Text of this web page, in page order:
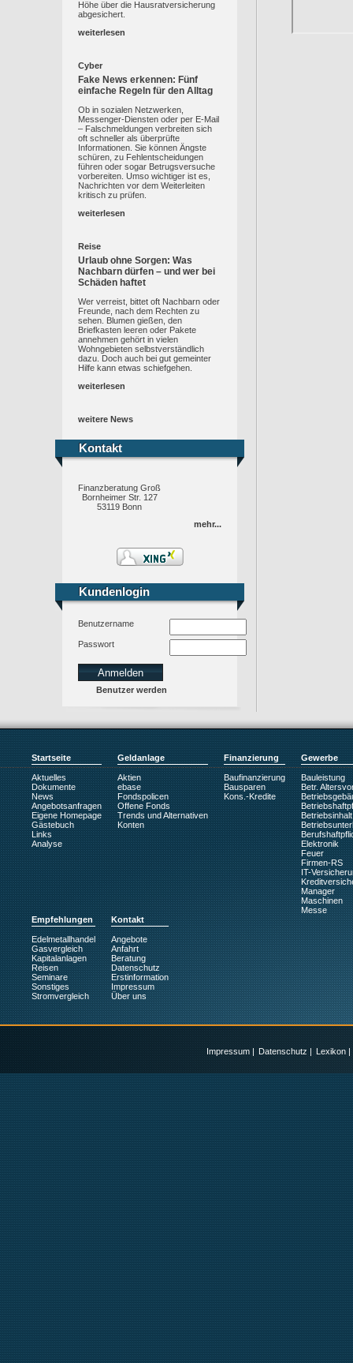
Höhe über die Hausratversicherung
abgesichert.
weiterlesen
Cyber
Fake News erkennen: Fünf
einfache Regeln für den Alltag
Ob in sozialen Netzwerken,
Messenger-Diensten oder per E-Mail
– Falschmeldungen verbreiten sich
oft schneller als überprüfte
Informationen. Sie können Ängste
schüren, zu Fehlentscheidungen
führen oder sogar Betrugsversuche
vorbereiten. Umso wichtiger ist es,
Nachrichten vor dem Weiterleiten
kritisch zu prüfen.
weiterlesen
Reise
Urlaub ohne Sorgen: Was
Nachbarn dürfen – und wer bei
Schäden haftet
Wer verreist, bittet oft Nachbarn oder
Freunde, nach dem Rechten zu
sehen. Blumen gießen, den
Briefkasten leeren oder Pakete
annehmen gehört in vielen
Wohngebieten selbstverständlich
dazu. Doch auch bei gut gemeinter
Hilfe kann etwas schiefgehen.
weiterlesen
weitere News
Kontakt
Kontakt
Finanzberatung Groß
Bornheimer Str. 127
53119 Bonn
mehr...
Kundenlogin
Kundenlogin
Benutzername
Passwort
Benutzer werden
Startseite
Aktuelles
Dokumente
News
Angebotsanfragen
Eigene Homepage
Gästebuch
Links
Analyse
Geldanlage
Aktien
ebase
Fondspolicen
Offene Fonds
Trends und Alternativen
Konten
Finanzierung
Baufinanzierung
Bausparen
Kons.-Kredite
Gewerbe
Bauleistung
Betr.
Betriebsinhalt
Elektronik
Feuer
Firmen-RS
IT-
Manager
Maschinen
Messe
Empfehlungen
Edelmetallhandel
Gasvergleich
Kapitalanlagen
Reisen
Seminare
Sonstiges
Stromvergleich
Kontakt
Angebote
Anfahrt
Beratung
Datenschutz
Erstinformation
Impressum
Über uns
Impressum | Datenschutz | Lexikon |